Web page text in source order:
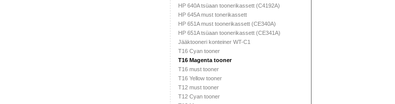
HP 640A tsüaan toonerikassett (C4192A)
HP 645A must tonerikassett
HP 651A must toonerikassett (CE340A)
HP 651A tsüaan toonerikassett (CE341A)
Jääktooneri konteiner WT-C1
T16 Cyan tooner
T16 Magenta tooner
T16 must tooner
T16 Yellow tooner
T12 must tooner
T12 Cyan tooner